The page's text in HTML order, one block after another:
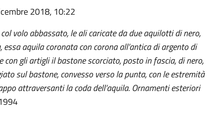
2018, 10:22
volo abbassato, le ali caricate da due aquilotti di nero,
aquila coronata con corona all’antica di argento di
gli artigli il bastone scorciato, posto in fascia, di nero,
sul bastone, convesso verso la punta, con le estremità
attraversanti la coda dell’aquila. Ornamenti esteriori